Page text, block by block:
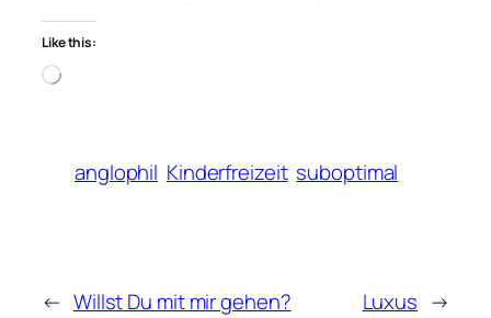
Like this:
Loading…
anglophil Kinderfreizeit suboptimal
← Willst Du mit mir gehen? Luxus →